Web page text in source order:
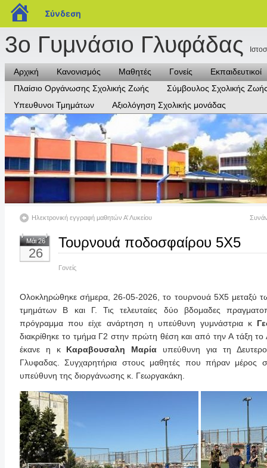
blogs.sch.gr
Σύνδεση
3ο Γυμνάσιο Γλυφάδας
Αρχική Κανονισμός Μαθητές Γονείς
Εκπαιδευτικοί
Πλαίσιο Οργάνωσης Σχολικής Ζωής
Σύμβουλος Σχολικής
Υπευθυνοι Τμημάτων
Αξιολόγηση Σχολικής μονάδας
Ηλεκτρονική εγγραφή μαθητών Α’ Λυκείου
Μάι 26
26
Τουρνουά ποδοσφαίρου 5Χ5
Γονείς
Ολοκληρώθηκε σήμερα, 26-05-2026, το τουρνουά 5Χ5 μεταξύ
τμημάτων Β και Γ. Τις τελευταίες δύο βδομαδες
πρόγραμμα που είχε ανάρτηση η υπεύθυνη γυμνάστρια κ
διακρίθηκε το τμήμα Γ2 στην πρώτη θέση και από την Α τάξη
έκανε η κ Καραβουσαλη Μαρία υπεύθυνη για τη
Γλυφαδας. Συγχαρητήρια στους μαθητές που πήραν μέρος
υπεύθυνη της διοργάνωσης κ. Γεωργακάκη.